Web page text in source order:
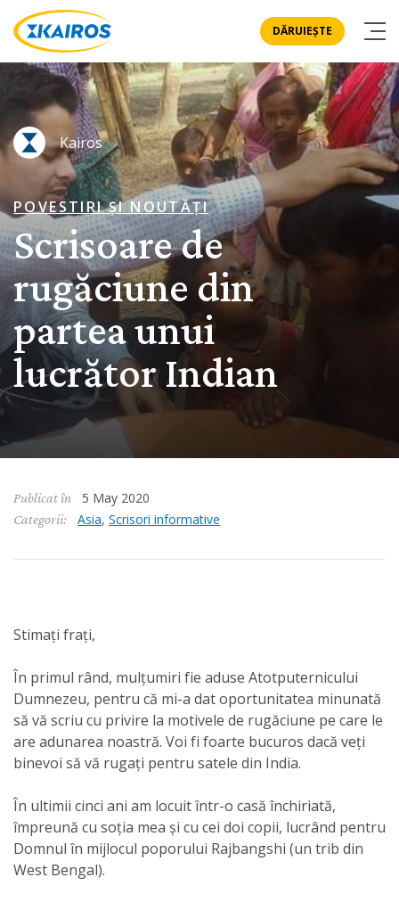
DĂRUIEȘTE
Kairos
POVESTIRI ȘI NOUTĂȚI
Scrisoare de
rugăciune din
partea unui
lucrător Indian
Publicat în 5 May 2020
Categorii: Asia, Scrisori informative
Stimați frați,
În primul rând, mulțumiri fie aduse Atotputernicului
Dumnezeu, pentru că mi-a dat oportunitatea minunată
să vă scriu cu privire la motivele de rugăciune pe care le
are adunarea noastră. Voi fi foarte bucuros dacă veți
binevoi să vă rugați pentru satele din India.
În ultimii cinci ani am locuit într-o casă închiriată,
împreună cu soția mea și cu cei doi copii, lucrând pentru
Domnul în mijlocul poporului Rajbangshi (un trib din
West Bengal).